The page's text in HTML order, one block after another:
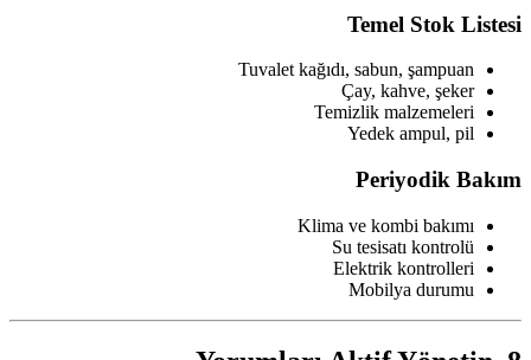
Temel Stok Listesi
Tuvalet kağıdı, sabun, şampuan
Çay, kahve, şeker
Temizlik malzemeleri
Yedek ampul, pil
Periyodik Bakım
Klima ve kombi bakımı
Su tesisatı kontrolü
Elektrik kontrolleri
Mobilya durumu